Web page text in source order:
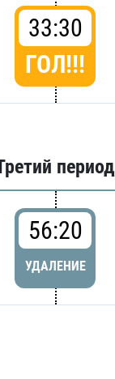
33:30
ГОЛ!!!
период
56:20
УДАЛЕНИЕ